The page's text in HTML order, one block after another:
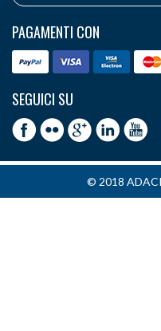
PAGAMENTI CON
SEGUICI SU
© 2018